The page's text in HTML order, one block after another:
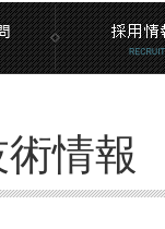
情報